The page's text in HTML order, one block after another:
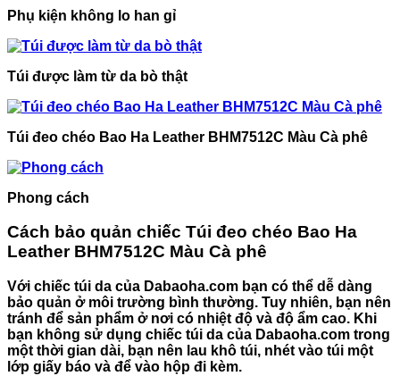
Phụ kiện không lo han gỉ
Túi được làm từ da bò thật
Túi đeo chéo Bao Ha Leather BHM7512C Màu Cà phê
Phong cách
Cách bảo quản chiếc Túi đeo chéo Bao Ha
Leather BHM7512C Màu Cà phê
Với chiếc túi da của Dabaoha.com bạn có thể dễ dàng
bảo quản ở môi trường bình thường. Tuy nhiên, bạn nên
tránh để sản phẩm ở nơi có nhiệt độ và độ ẩm cao. Khi
bạn không sử dụng chiếc túi da của Dabaoha.com trong
một thời gian dài, bạn nên lau khô túi, nhét vào túi một
lớp giấy báo và để vào hộp đi kèm.